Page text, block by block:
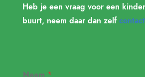
Heb je een vraag voor een
buurt, neem daar dan zelfcontact